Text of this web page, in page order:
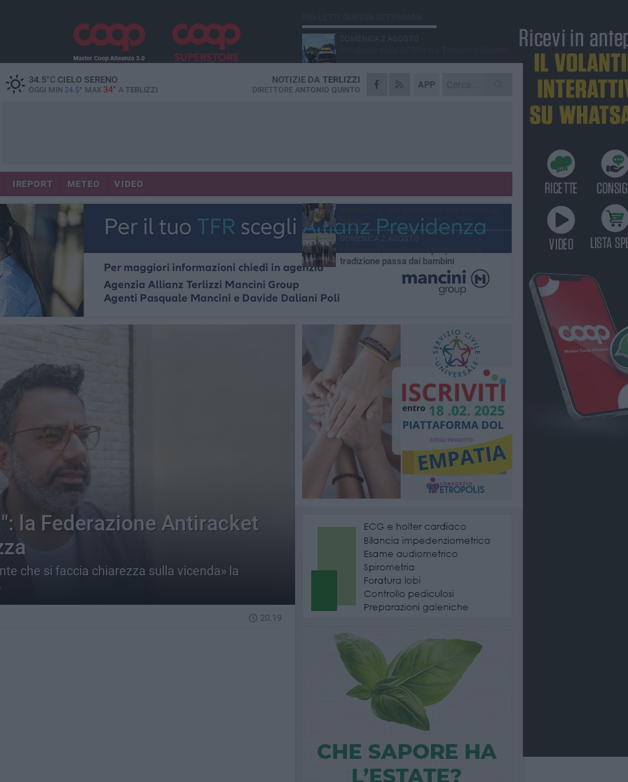
34.5°CCIELO SERENO
OGGI MIN 24.5° MAX 34° A TERLIZZI
APP
NOTIZIE DA TERLIZZI
DIRETTORE ANTONIO QUINTO
IREPORT METEO VIDEO
la Federazione Antiracket
che si faccia chiarezza sulla vicenda» la
20.19
GIOVEDÌ 6 AGOSTO
A Terlizzi nasce il comitato di Futuro
Festa Maggiore, il programma del 6 agosto
MARTEDÌ 4 AGOSTO
futuro
DOMENICA 2 AGOSTO
tradizione passa dai bambini